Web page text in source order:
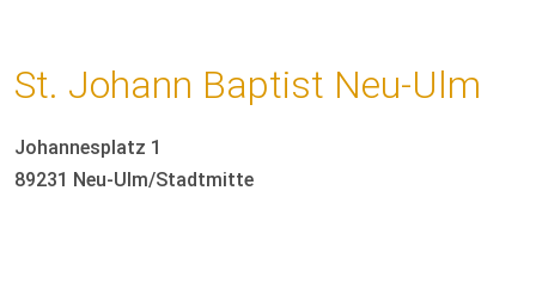
St. Johann Baptist Neu-Ulm
Johannesplatz 1
89231 Neu-Ulm/Stadtmitte